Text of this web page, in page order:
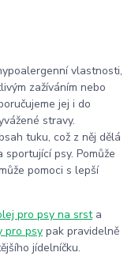
vlastnosti,
zažíváním nebo
jej i do
stravy.
tuku, což z něj dělá
psy. Pomůže
pomoci s lepší
pro psy na srsta
pro psy pak pravidelně
jídelníčku.